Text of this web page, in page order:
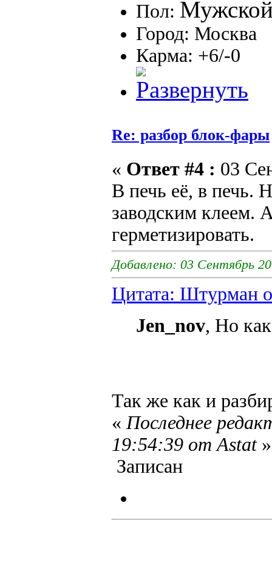
Пол:
Город: Москва
Карма: +6/-0
Re: разбор блок-фары
« Ответ #4 : 03
В печь её, в печь.
заводским клеем.
герметизировать.
Добавлено: 03 Сентябрь
Цитата: Штурман
Jen_nov, Но
Так же как и
« Последнее
19:54:39 от Astat»
Записан